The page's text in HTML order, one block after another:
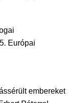
Európai
embereket